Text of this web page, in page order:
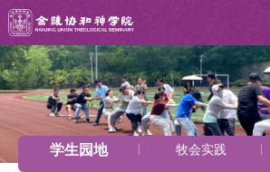
学生园地 牧会实践